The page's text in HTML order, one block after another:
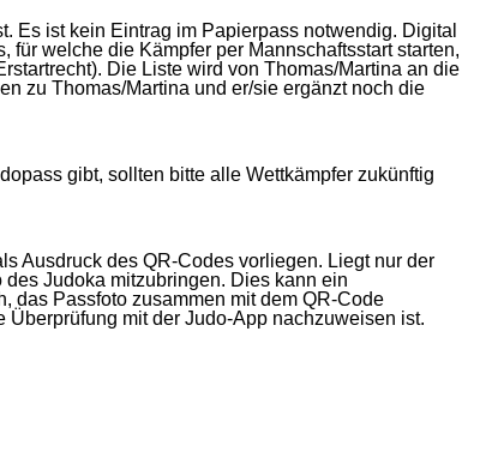
Es ist kein Eintrag im Papierpass notwendig. Digital
welche die Kämpfer per Mannschaftsstart starten,
Die Liste wird von Thomas/Martina an die
zu Thomas/Martina und er/sie ergänzt noch die
gibt, sollten bitte alle Wettkämpfer zukünftig
Ausdruck des QR-Codes vorliegen. Liegt nur der
Judoka mitzubringen. Dies kann ein
das Passfoto zusammen mit dem QR-Code
mit der Judo-App nachzuweisen ist.